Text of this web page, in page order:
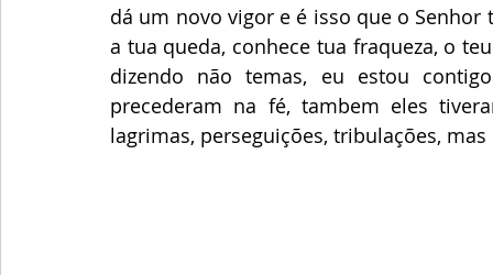
dá um novo vigor e é isso que o Senhor
a tua queda, conhece tua fraqueza, o
dizendo não temas, eu estou
precederam na fé, tambem eles
lagrimas, perseguições, tribulações,